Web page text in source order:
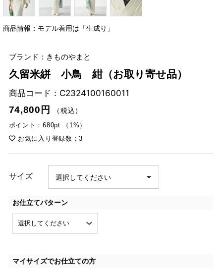
商品情報：モデル着用は「生成り」
ブランド：きものやまと
久留米絣 小鳥 紺（お取り寄せ品）
商品コード： C2324100160011
74,800円
（税込）
ポイント：680pt （1%）
お気に入り登録数：3
サイズ
お仕立てパターン
マイサイズでお仕立ての方